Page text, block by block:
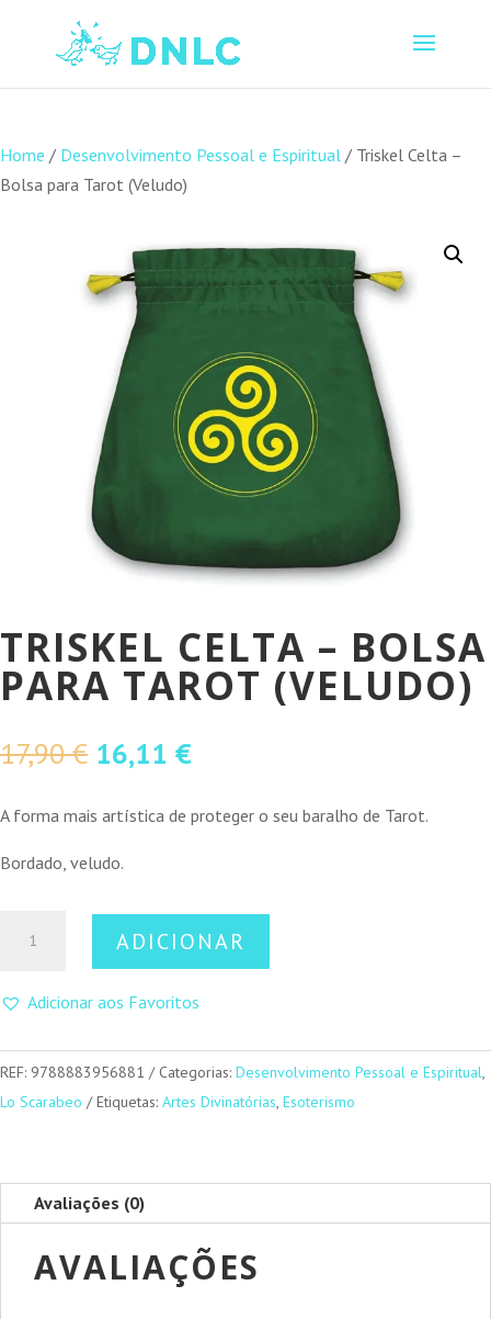
Home / Desenvolvimento Pessoal e Espiritual / Triskel Celta –
Bolsa para Tarot (Veludo)
TRISKEL CELTA – BOLSA
PARA TAROT (VELUDO)
17,90€ O
original
17,90 €.
16,11 €O
atual
A forma mais artística de proteger o seu baralho de Tarot.
Bordado, veludo.
Celta
Bolsa
para
ADICIONAR
Adicionar aos Favoritos
REF: 9788883956881 Categorias: Desenvolvimento Pessoal e Espiritual,
Lo Scarabeo
Etiquetas: Artes Divinatórias, Esoterismo
Avaliações (0)
AVALIAÇÕES